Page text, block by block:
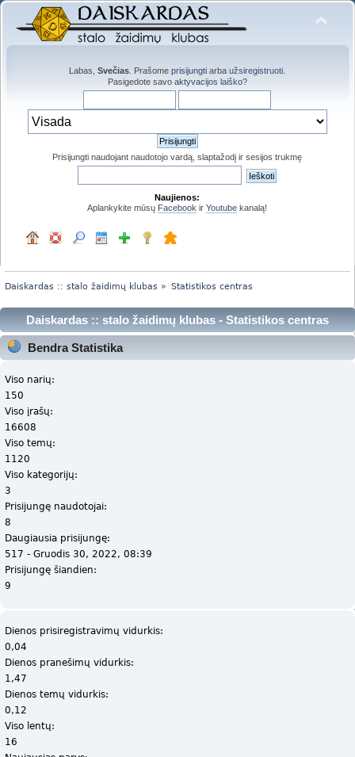
Labas,Svečias . Prašomeprisijungti arbaužsiregistruoti
Pasigedote savo aktyvacijos laiško?
Prisijungti naudojant naudotojo vardą, slaptažodį ir sesijos trukmę
Naujienos:
Aplankykite mūsų Facebook irYoutube kanalą!
Daiskardas :: stalo žaidimų klubas » Statistikos centras
Daiskardas :: stalo žaidimų klubas - Statistikos centras
Bendra Statistika
Viso narių:
150
Viso įrašų:
16608
Viso temų:
1120
Viso kategorijų:
3
Prisijungę naudotojai:
8
Daugiausia prisijungę:
517 - Gruodis 30, 2022, 08:39
Prisijungę šiandien:
9
Dienos prisiregistravimų vidurkis:
0,04
Dienos pranešimų vidurkis:
1,47
Dienos temų vidurkis:
0,12
Viso lentų:
16